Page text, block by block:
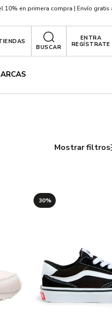
10% en primera compra | Envío gratis
BUSCAR
ENTRA
REGÍSTRATE
Mostrar filtros
30%